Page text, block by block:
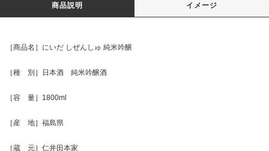
商品説明 イメージ
［商品名］にいだ しぜんしゅ 純米吟醸
［種 別］日本酒 純米吟醸酒
［容 量］1800ml
［産 地］福島県
［蔵 元］仁井田本家